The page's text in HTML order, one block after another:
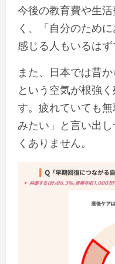
今後の教育費や生
く、「自分のため
感じる人もいるはず
また、日本では昔
という空気が根強
す。疲れていても
みたい」と言い出
くありません。